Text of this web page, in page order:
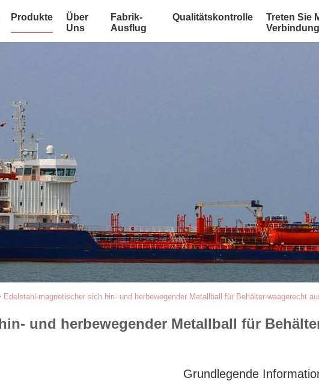
Produkte
Über
Uns
Fabrik-
Ausflug
Qualitätskontrolle
Treten Sie
Verbindung
Edelstahl-magnetischer sich hin- und herbewegender Metallball für Behälter-waagerecht
und herbewegender Metallball für
Grundlegende